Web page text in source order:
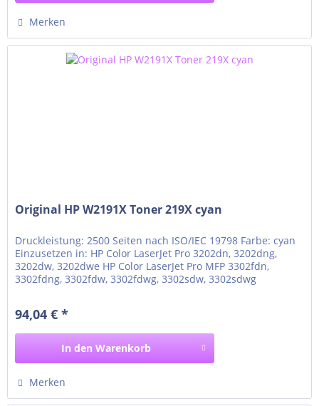
Merken
Original HP W2191X Toner 219X cyan
Druckleistung: 2500 Seiten nach ISO/IEC 19798 Farbe: cyan
Einzusetzen in: HP Color LaserJet Pro 3202dn, 3202dng,
3202dw, 3202dwe HP Color LaserJet Pro MFP 3302fdn,
3302fdng, 3302fdw, 3302fdwg, 3302sdw, 3302sdwg
94,04 € *
In den Warenkorb
Merken